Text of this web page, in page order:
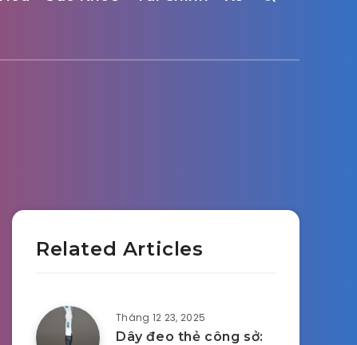
Related Articles
Tháng 12 23, 2025
Dây đeo thẻ công sở: